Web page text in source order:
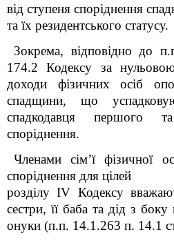
від ступеня споріднення
та їх резидентського статусу.
Зокрема, відповідно до
174.2 Кодексу за
доходи фізичних осіб
спадщини, що
спадкодавця першого
споріднення.
Членами сім’ї фізичної
споріднення для цілей
розділу IV Кодексу
сестри, її баба та дід з
онуки (п.п. 14.1.263 п. 14.1